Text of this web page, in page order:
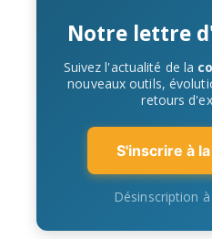
Notre lettre
Suivez l'actualité de la
nouveaux outils,
retours
S'inscrire à
Désinscription